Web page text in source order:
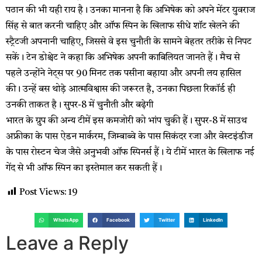
पठान की भी यही राय है। उनका मानना है कि अभिषेक को अपने मेंटर युवराज
सिंह से बात करनी चाहिए और ऑफ स्पिन के खिलाफ सीधे शॉट खेलने की
स्ट्रैटजी अपनानी चाहिए, जिससे वे इस चुनौती के सामने बेहतर तरीके से निपट
सकें। टेन डोश्चेट ने कहा कि अभिषेक अपनी काबिलियत जानते हैं। मैच से
पहले उन्होंने नेट्स पर 90 मिनट तक पसीना बहाया और अपनी लय हासिल
की। उन्हें बस थोड़े आत्मविश्वास की जरूरत है, उनका पिछला रिकॉर्ड ही
उनकी ताकत है। सुपर-8 में चुनौती और बढ़ेगी
भारत के ग्रुप की अन्य टीमें इस कमजोरी को भांप चुकी हैं। सुपर-8 में साउथ
अफ्रीका के पास ऐडन मार्करम, जिम्बाब्वे के पास सिकंदर रजा और वेस्टइंडीज
के पास रोस्टन चेज जैसे अनुभवी ऑफ स्पिनर्स हैं। ये टीमें भारत के खिलाफ नई
गेंद से भी ऑफ स्पिन का इस्तेमाल कर सकती हैं।
Post Views: 19
WhatsApp Facebook Twitter LinkedIn
Leave a Reply